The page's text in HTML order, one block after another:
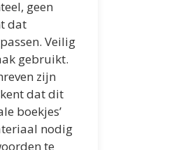
geen
dat
Veilig
gebruikt.
zijn
dat dit
boekjes’
nodig
te